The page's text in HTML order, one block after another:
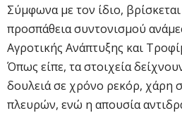
Σύμφωνα με τον ίδιο,
προσπάθεια συντονισμού
Αγροτικής Ανάπτυξης και
Όπως είπε, τα στοιχεία
δουλειά σε χρόνο ρεκόρ, χάρη
πλευρών, ενώ η απουσία